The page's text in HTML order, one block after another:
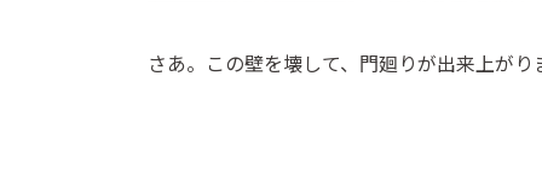
さあ。この壁を壊して、門廻りが出来上がり